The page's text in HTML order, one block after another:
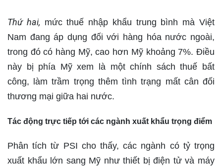
Thứ hai, mức thuế nhập khẩu trung bình mà Việt
Nam đang áp dụng đối với hàng hóa nước ngoài,
trong đó có hàng Mỹ, cao hơn Mỹ khoảng 7%. Điều
này bị phía Mỹ xem là một chính sách thuế bất
công, làm trầm trọng thêm tình trạng mất cân đối
thương mại giữa hai nước.
Tác động trực tiếp tới các ngành xuất khẩu trọng điểm
Phân tích từ PSI cho thấy, các ngành có tỷ trọng
xuất khẩu lớn sang Mỹ như thiết bị điện tử và máy